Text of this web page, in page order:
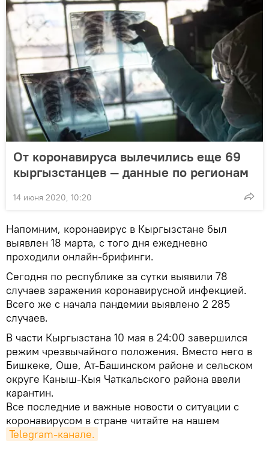
От коронавируса вылечились еще 69
кыргызстанцев — данные по регионам
14 июня 2020, 10:20
Напомним, коронавирус в Кыргызстане был
выявлен 18 марта, с того дня ежедневно
проходили онлайн-брифинги.
Сегодня по республике за сутки выявили 78
случаев заражения коронавирусной инфекцией.
Всего же с начала пандемии выявлено 2 285
случаев.
В части Кыргызстана 10 мая в 24:00 завершился
режим чрезвычайного положения. Вместо него в
Бишкеке, Оше, Ат-Башинском районе и сельском
округе Каныш-Кыя Чаткальского района ввели
карантин.
Все последние и важные новости о ситуации с
коронавирусом в стране читайте на нашем
Telegram-канале.